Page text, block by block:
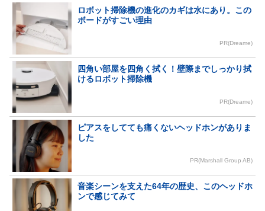
ロボット掃除機の進化のカギは水にあり。この
ボードがすごい理由
PR(Dreame)
四角い部屋を四角く拭く！壁際までしっかり拭
けるロボット掃除機
PR(Dreame)
ピアスをしてても痛くないヘッドホンがありま
した
PR(Marshall Group AB)
音楽シーンを支えた64年の歴史、このヘッドホ
ンで感じてみて